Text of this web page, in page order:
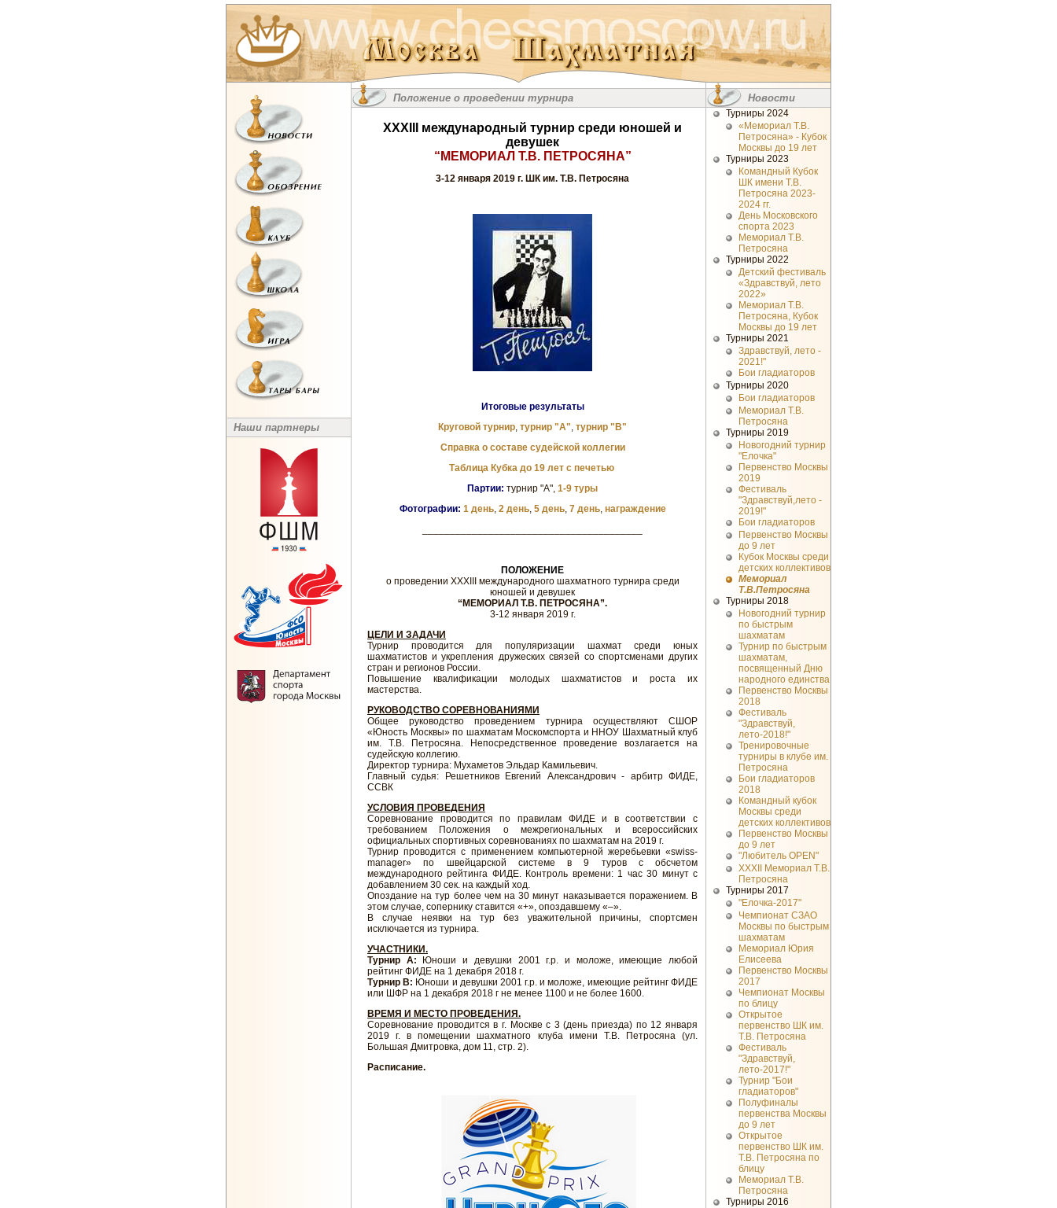
Наши партнеры
Положение о проведении турнира
ХХXIII международный турнир среди юношей и
девушек
“МЕМОРИАЛ Т.В. ПЕТРОСЯНА”
3-12 января 2019 г. ШК им. Т.В. Петросяна
Итоговые результаты
Круговой турнир, турнир "А", турнир "В"
Справка о составе судейской коллегии
Таблица Кубка до 19 лет с печетью
Партии: турнир "А", 1-9 туры
Фотографии: 1 день, 2 день, 5 день, 7 день, награждение
ПОЛОЖЕНИЕ
о проведении ХХXIII международного шахматного турнира среди
юношей и девушек
“МЕМОРИАЛ Т.В. ПЕТРОСЯНА”.
3-12 января 2019 г.
ЦЕЛИ И ЗАДАЧИ
Турнир проводится для популяризации шахмат среди юных
шахматистов и укрепления дружеских связей со спортсменами других
стран и регионов России.
Повышение квалификации молодых шахматистов и роста их
мастерства.
РУКОВОДСТВО СОРЕВНОВАНИЯМИ
Общее руководство проведением турнира осуществляют СШОР
«Юность Москвы» по шахматам Москомспорта и ННОУ Шахматный клуб
им. Т.В. Петросяна. Непосредственное проведение возлагается на
судейскую коллегию.
Директор турнира: Мухаметов Эльдар Камильевич.
Главный судья: Решетников Евгений Александрович - арбитр ФИДЕ,
ССВК
УСЛОВИЯ ПРОВЕДЕНИЯ
Соревнование проводится по правилам ФИДЕ и в соответствии с
требованием Положения о межрегиональных и всероссийских
официальных спортивных соревнованиях по шахматам на 2019 г.
Турнир проводится с применением компьютерной жеребьевки «swiss-
manager» по швейцарской системе в 9 туров с обсчетом
международного рейтинга ФИДЕ. Контроль времени: 1 час 30 минут с
добавлением 30 сек. на каждый ход.
Опоздание на тур более чем на 30 минут наказывается поражением. В
этом случае, сопернику ставится «+», опоздавшему «–».
В случае неявки на тур без уважительной причины, спортсмен
исключается из турнира.
УЧАСТНИКИ.
Турнир А: Юноши и девушки 2001 г.р. и моложе, имеющие любой
рейтинг ФИДЕ на 1 декабря 2018 г.
Турнир В: Юноши и девушки 2001 г.р. и моложе, имеющие рейтинг ФИДЕ
или ШФР на 1 декабря 2018 г не менее 1100 и не более 1600.
ВРЕМЯ И МЕСТО ПРОВЕДЕНИЯ.
Соревнование проводится в г. Москве с 3 (день приезда) по 12 января
2019 г. в помещении шахматного клуба имени Т.В. Петросяна (ул.
Большая Дмитровка, дом 11, стр. 2).
Расписание.
Новости
Турниры 2024
«Мемориал Т.В.
Петросяна» - Кубок
Москвы до 19 лет
Турниры 2023
Командный Кубок
ШК имени Т.В.
Петросяна 2023-
2024 гг.
День Московского
спорта 2023
Мемориал Т.В.
Петросяна
Турниры 2022
Детский фестиваль
«Здравствуй, лето
2022»
Мемориал Т.В.
Петросяна, Кубок
Москвы до 19 лет
Турниры 2021
Здравствуй, лето -
2021!"
Бои гладиаторов
Турниры 2020
Бои гладиаторов
Мемориал Т.В.
Петросяна
Турниры 2019
Новогодний турнир
"Елочка"
Первенство Москвы
2019
Фестиваль
"Здравствуй,лето -
2019!"
Бои гладиаторов
Первенство Москвы
до 9 лет
Кубок Москвы среди
детских коллективов
Мемориал
Т.В.Петросяна
Турниры 2018
Новогодний турнир
по быстрым
шахматам
Турнир по быстрым
шахматам,
посвященный Дню
народного единства
Первенство Москвы
2018
Фестиваль
"Здравствуй,
лето-2018!"
Тренировочные
турниры в клубе им.
Петросяна
Бои гладиаторов
2018
Командный кубок
Москвы среди
детских коллективов
Первенство Москвы
до 9 лет
"Любитель OPEN"
XXXII Мемориал Т.В.
Петросяна
Турниры 2017
"Елочка-2017"
Чемпионат СЗАО
Москвы по быстрым
шахматам
Мемориал Юрия
Елисеева
Первенство Москвы
2017
Чемпионат Москвы
по блицу
Открытое
первенство ШК им.
Т.В. Петросяна
Фестиваль
"Здравствуй,
лето-2017!"
Турнир "Бои
гладиаторов"
Полуфиналы
первенства Москвы
до 9 лет
Открытое
первенство ШК им.
Т.В. Петросяна по
блицу
Мемориал Т.В.
Петросяна
Турниры 2016